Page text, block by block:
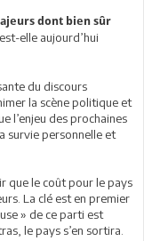
dont bien sûr
elle aujourd’hui
du discours
la scène politique et
l’enjeu des prochaines
survie personnelle et
que le coût pour le pays
La clé est en premier
» de ce parti est
le pays s’en sortira.